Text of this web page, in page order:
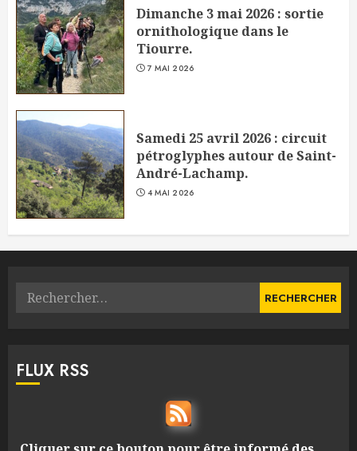
Dimanche 3 mai 2026 : sortie
ornithologique dans le
Tiourre.
7 MAI 2026
Samedi 25 avril 2026 : circuit
pétroglyphes autour de Saint-
André-Lachamp.
4 MAI 2026
Rechercher :
FLUX RSS